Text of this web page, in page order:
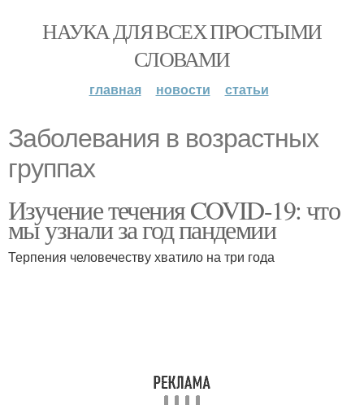
НАУКА ДЛЯ ВСЕХ ПРОСТЫМИ
СЛОВАМИ
главная новости статьи
Заболевания в возрастных
группах
Изучение течения COVID-19: что
мы узнали за год пандемии
Терпения человечеству хватило на три года